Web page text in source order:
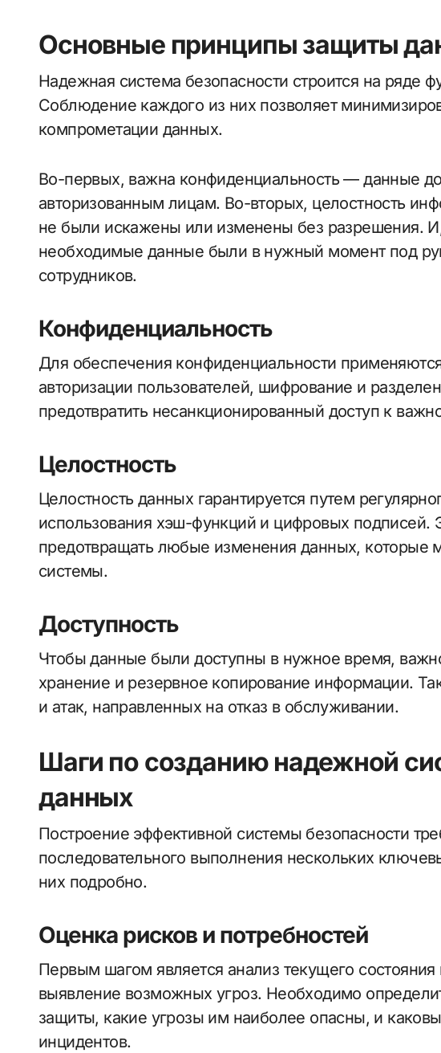
Основные принципы защиты
Надежная система безопасности строится на ряде
Соблюдение каждого из них позволяет
компрометации данных.
Во-первых, важна конфиденциальность — данные
авторизованным лицам. Во-вторых, целостность
не были искажены или изменены без разрешения.
необходимые данные были в нужный момент под
сотрудников.
Конфиденциальность
Для обеспечения конфиденциальности
авторизации пользователей, шифрование и
предотвратить несанкционированный доступ к
Целостность
Целостность данных гарантируется путем
использования хэш-функций и цифровых подписей.
предотвращать любые изменения данных, которые
системы.
Доступность
Чтобы данные были доступны в нужное время,
хранение и резервное копирование информации.
и атак, направленных на отказ в обслуживании.
Шаги по созданию надежной
данных
Построение эффективной системы безопасности
последовательного выполнения нескольких
них подробно.
Оценка рисков и потребностей
Первым шагом является анализ текущего
выявление возможных угроз. Необходимо
защиты, какие угрозы им наиболее опасны, и
инцидентов.